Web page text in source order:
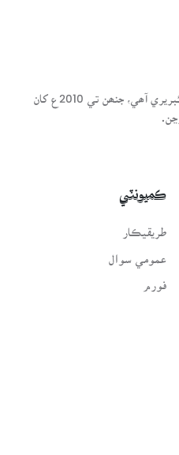
سنڌسلامت ڪتاب گهر ھڪ آن لائين لائبريري آھي، جنھن تي 2010ع کان
ڪميونٽي
طريقيڪار
عمومي سوال
فورم